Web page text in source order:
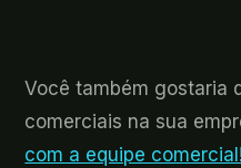
Você também gostaria
comerciais na sua
com a equipe comercial!